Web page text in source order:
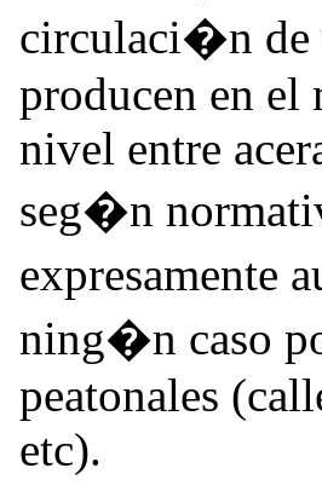
circulaci�n de
producen en el
nivel entre
seg�n
expresamente
ning�n caso
peatonales
etc).